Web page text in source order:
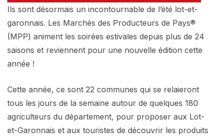
Ils sont désormais un incontournable de l’été lot-et-
garonnais. Les Marchés des Producteurs de Pays®
(MPP) animent les soirées estivales depuis plus de 24
saisons et reviennent pour une nouvelle édition cette
année !
Cette année, ce sont 22 communes qui se relaieront
tous les jours de la semaine autour de quelques 180
agriculteurs du département, pour proposer aux Lot-
et-Garonnais et aux touristes de découvrir les produits